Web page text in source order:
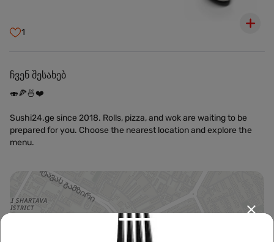
1
ჩვენ შესახებ
🍣🍕🍜❤️
Sushi24.ge since 2018. Rolls, pizza, and wok are waiting to be
prepared for you. Choose the nearest location and explore the
menu.